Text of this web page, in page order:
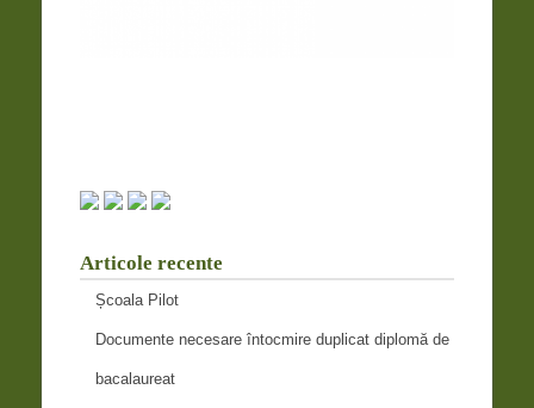
Articole recente
Școala Pilot
Documente necesare întocmire duplicat diplomă de
bacalaureat